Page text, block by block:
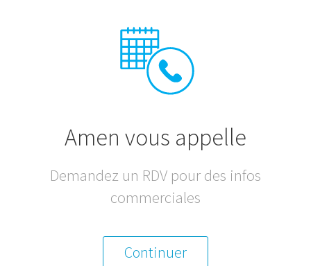
Amen vous appelle
Demandez un RDV pour des infos
commerciales
Continuer